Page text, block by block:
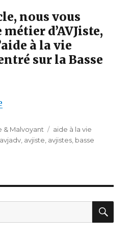
nous vous
d’AVJiste,
à la vie
sur la Basse
& Malvoyant Étiquettes
aide à la vie
avjadv, avjiste, avjistes, basse